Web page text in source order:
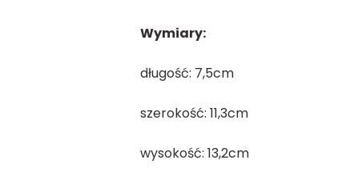
Wymiary:
długość: 7,5cm
szerokość: 11,3cm
wysokość: 13,2cm